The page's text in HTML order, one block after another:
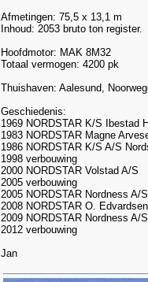
Afmetingen: 75,5 x 13,1 m
Inhoud: 2053 bruto ton register.
Hoofdmotor: MAK 8M32
Totaal vermogen: 4200 pk
Thuishaven: Aalesund,
Geschiedenis:
1969 NORDSTAR K/S Ibestad
1983 NORDSTAR Magne
1986 NORDSTAR K/S A/S
1998 verbouwing
2000 NORDSTAR Volstad A/S
2005 verbouwing
2005 NORDSTAR Nordness A/S
2008 NORDSTAR O.
2009 NORDSTAR Nordness A/S
2012 verbouwing
Jan